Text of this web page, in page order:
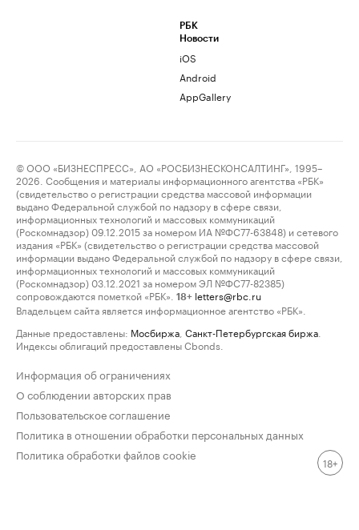
РБК
Новости
iOS
Android
AppGallery
© ООО «БИЗНЕСПРЕСС», АО «РОСБИЗНЕСКОНСАЛТИНГ», 1995–
2026. Сообщения и материалы информационного агентства «РБК»
(свидетельство о регистрации средства массовой информации
выдано Федеральной службой по надзору в сфере связи,
информационных технологий и массовых коммуникаций
(Роскомнадзор) 09.12.2015 за номером ИА №ФС77-63848) и сетевого
издания «РБК» (свидетельство о регистрации средства массовой
информации выдано Федеральной службой по надзору в сфере связи,
информационных технологий и массовых коммуникаций
(Роскомнадзор) 03.12.2021 за номером ЭЛ №ФС77-82385)
сопровождаются пометкой «РБК».
18+ letters@rbc.ru
Владельцем сайта является информационное агентство «РБК».
Данные предоставлены: Мосбиржа Санкт-Петербургская биржа
Индексы облигаций предоставлены Cbonds.
Информация об ограничениях
О соблюдении авторских прав
Пользовательское соглашение
Политика в отношении обработки персональных данных
Политика обработки файлов cookie
18+